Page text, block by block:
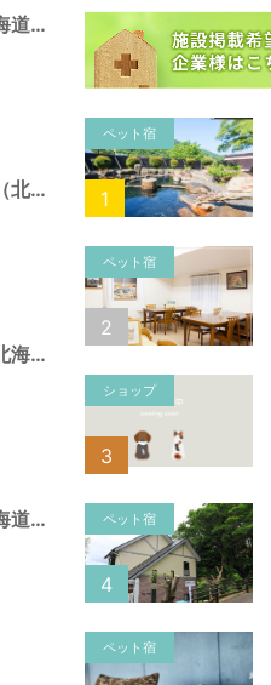
湯川児童遊園（北海道函館市）
五稜郭１児童遊園（北海道函館市）
宝来２児童遊園（北海道函館市）
的場児童遊園（北海道函館市）
ペット宿
1
ペット宿
2
ショップ
3
ペット宿
4
ペット宿